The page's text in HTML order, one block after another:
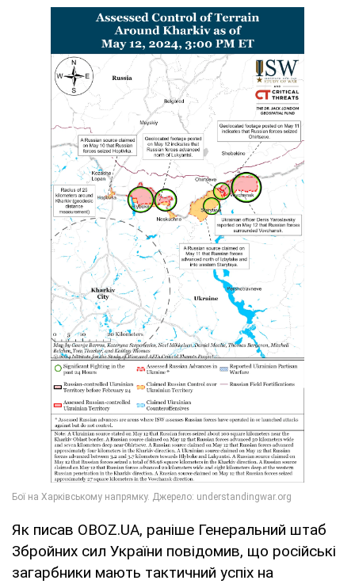
Як писав OBOZ.UA, раніше Генеральний штаб
Збройних сил України повідомив, що російські
загарбники мають тактичний успіх на